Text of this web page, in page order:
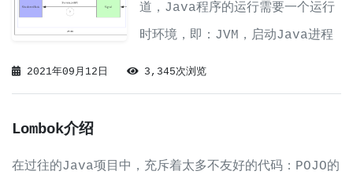
道，Java程序的运行需要一个运行
时环境，即：JVM，启动Java进程
即启动了一个JVM。因此，所谓停止
Java进程，本质上就是关闭JVM。
2021年09月12日 3,345次浏览
Lombok介绍
在过往的Java项目中，充斥着太多不友好的代码：POJO的